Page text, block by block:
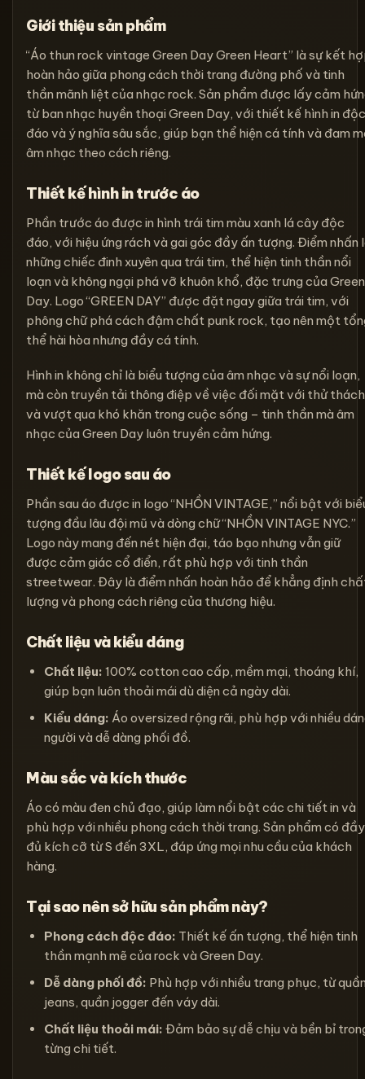
Giới thiệu sản phẩm
“Áo thun rock vintage Green Day Green Heart” là sự kết
hoàn hảo giữa phong cách thời trang đường phố và tinh
thần mãnh liệt của nhạc rock. Sản phẩm được lấy cảm
từ ban nhạc huyền thoại Green Day, với thiết kế hình in độc
đáo và ý nghĩa sâu sắc, giúp bạn thể hiện cá tính và đam
âm nhạc theo cách riêng.
Thiết kế hình in trước áo
Phần trước áo được in hình trái tim màu xanh lá cây độc
đáo, với hiệu ứng rách và gai góc đầy ấn tượng. Điểm nhấn
những chiếc đinh xuyên qua trái tim, thể hiện tinh thần nổi
loạn và không ngại phá vỡ khuôn khổ, đặc trưng của Green
Day. Logo “GREEN DAY” được đặt ngay giữa trái tim, với
phông chữ phá cách đậm chất punk rock, tạo nên một
thể hài hòa nhưng đầy cá tính.
Hình in không chỉ là biểu tượng của âm nhạc và sự nổi loạn,
mà còn truyền tải thông điệp về việc đối mặt với thử thách
và vượt qua khó khăn trong cuộc sống – tinh thần mà âm
nhạc của Green Day luôn truyền cảm hứng.
Thiết kế logo sau áo
Phần sau áo được in logo “NHỒN VINTAGE,” nổi bật với
tượng đầu lâu đội mũ và dòng chữ “NHỒN VINTAGE NYC.”
Logo này mang đến nét hiện đại, táo bạo nhưng vẫn giữ
được cảm giác cổ điển, rất phù hợp với tinh thần
streetwear. Đây là điểm nhấn hoàn hảo để khẳng định
lượng và phong cách riêng của thương hiệu.
Chất liệu và kiểu dáng
Chất liệu: 100% cotton cao cấp, mềm mại, thoáng khí,
giúp bạn luôn thoải mái dù diện cả ngày dài.
Kiểu dáng: Áo oversized rộng rãi, phù hợp với nhiều
người và dễ dàng phối đồ.
Màu sắc và kích thước
Áo có màu đen chủ đạo, giúp làm nổi bật các chi tiết in và
phù hợp với nhiều phong cách thời trang. Sản phẩm có đầy
đủ kích cỡ từ S đến 3XL, đáp ứng mọi nhu cầu của khách
hàng.
Tại sao nên sở hữu sản phẩm này?
Phong cách độc đáo: Thiết kế ấn tượng, thể hiện tinh
thần mạnh mẽ của rock và Green Day.
Dễ dàng phối đồ: Phù hợp với nhiều trang phục, từ
jeans, quần jogger đến váy dài.
Chất liệu thoải mái: Đảm bảo sự dễ chịu và bền bỉ
từng chi tiết.